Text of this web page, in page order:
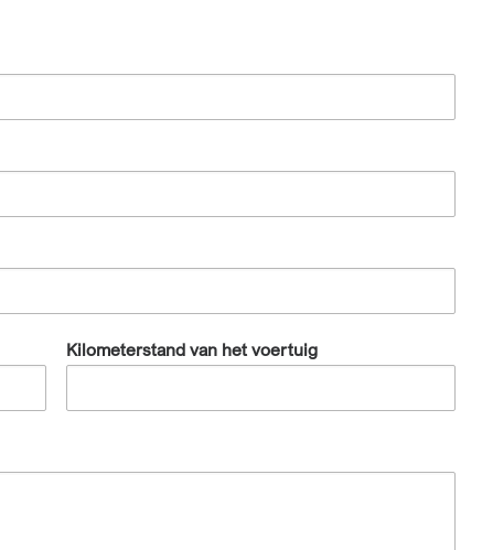
Kilometerstand van het voertuig